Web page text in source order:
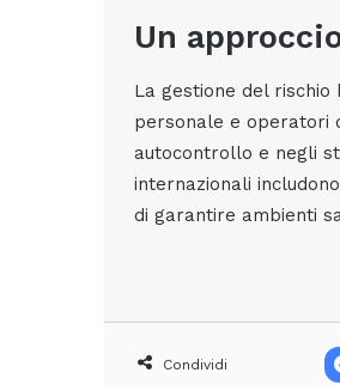
Un
La gestione del rischio
personale e operatori
autocontrollo e negli
internazionali
di garantire ambienti
Condividi